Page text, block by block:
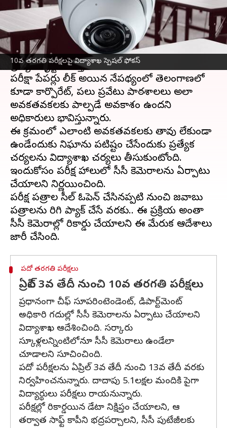
10వ తరగతి పరీక్షలపై విద్యాశాఖ స్పెషల్ ఫోకస్
Stalin Mar 06, 2023
ఈ వార్తాకథనం ఏంటి
10వ తరగతి పరీక్షలనిర్వహణ విషయంలోవిద్యాశాఖ
ప్రత్యేక దృష్టి సారిస్తోంది. గతంలో ఏపీలో 10వ తరగతి
పరీక్షా పేపర్లు లీక్ అయిన నేపథ్యంలో తెలంగాణలో
కూడా కార్పొరేట్, పలు ప్రవేటు పాఠశాలలు అలా
అవకతవకలకు పాల్పడే అవకాశం ఉందని
అధికారులు భావిస్తున్నారు.
ఈ క్రమంలో ఎలాంటి అవకతవకలకు తావు లేకుండా
ఉండేందుకు నిఘాను పటిష్టం చేసేందుకు ప్రత్యేక
చర్యలను విద్యాశాఖ చర్యలు తీసుకుంటోంది.
ఇందుకోసం పరీక్ష హాలులో సీసీ కెమెరాలను ఏర్పాటు
చేయాలని నిర్ణయించింది.
పరీక్ష పత్రాల సీల్ ఓపెన్ చేసినప్పటి నుంచి జవాబు
పత్రాలను తిరిగి ప్యాక్ చేసే వరకు.. ఈ ప్రక్రియ అంతా
సీసీ కెమెరాల్లో రికార్డు చేయాలని ఈ మేరుక ఆదేశాలు
పదో తరగతి పరీక్షలు
ఏప్రిల్ 3వ తేదీ నుంచి 10వ తరగతి పరీక్షలు
ప్రధానంగా చీఫ్ సూపరింటెండెంట్, డిపార్ట్‌మెంట్
అధికారి గదుల్లో సీసీ కెమెరాలను ఏర్పాటు చేయాలని
విద్యాశాఖ ఆదేశించింది. సర్కారు
స్కూళ్లలన్నింటిలోనూ సీసీ కెమెరాలు ఉండేలా
చూడాలని సూచించింది.
పదో పరీక్షలను ఏప్రిల్ 3వ తేదీ నుంచి 13వ తేదీ వరకు
నిర్వహించనున్నారు. దాదాపు 5.1లక్షల మందికి పైగా
విద్యార్థులు పరీక్షలు రాయనున్నారు.
పరీక్షల్లో రికార్డయిన డేటా నిక్షిప్తం చేయాలని, ఆ
తర్వాత సాఫ్ట్ కాపీని భద్రపర్చాలని, సీసీ పుటేజీలకు